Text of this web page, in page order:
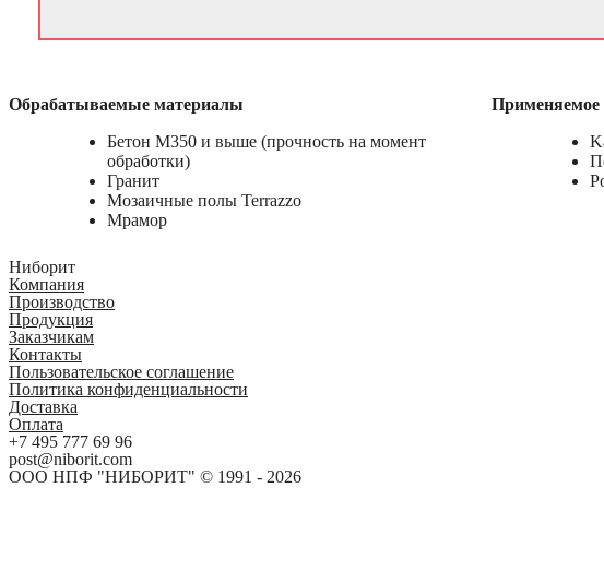
Обрабатываемые материалы
Бетон М350 и выше (прочность на момент
обработки)
Гранит
Мозаичные полы Terrazzo
Мрамор
Применяемое
Ниборит
Компания
Производство
Продукция
Заказчикам
Контакты
Пользовательское соглашение
Политика конфиденциальности
Доставка
Оплата
+7 495 777 69 96
post@niborit.com
ООО НПФ "НИБОРИТ" © 1991 - 2026